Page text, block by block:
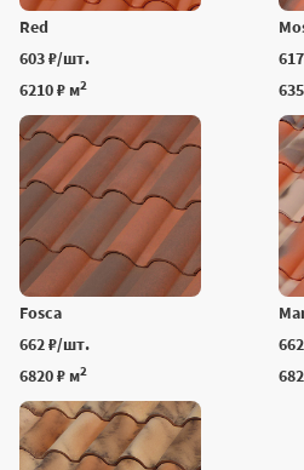
Red
603 ₽/шт.
6210 ₽ м2
Fosca
662 ₽/шт.
6820 ₽ м2